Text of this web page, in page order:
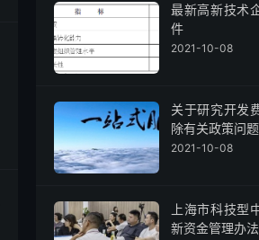
最新高新技术
件
2021-10-08
关于研究开发
除有关政策问
2021-10-08
上海市科技型
新资金管理办法